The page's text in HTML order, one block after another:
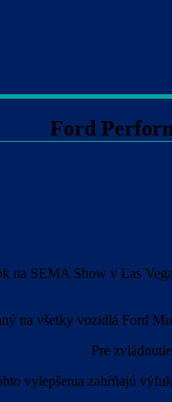
Ford
na SEMA Show v Las
na všetky vozidlá Ford
Pre
vylepšenia zahŕňajú